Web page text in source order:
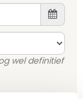
wel definitief